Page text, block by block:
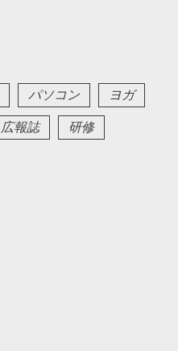
パソコン
ヨガ
広報誌
研修